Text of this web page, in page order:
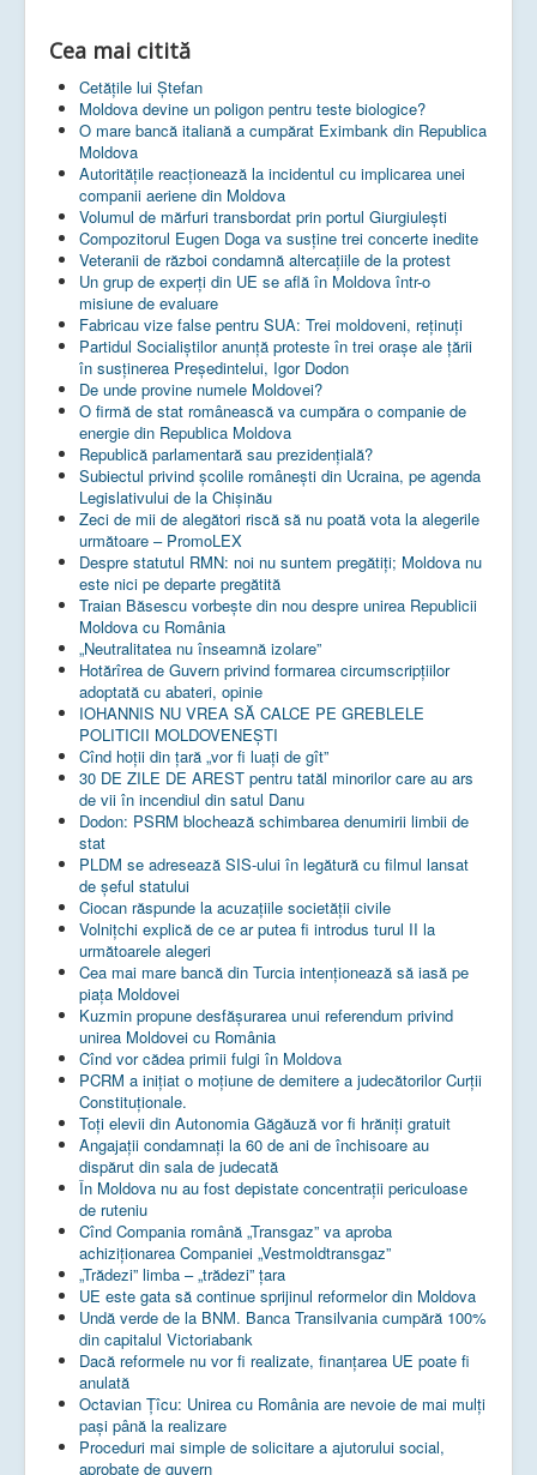
Cea mai citită
Cetățile lui Ștefan
Moldova devine un poligon pentru teste biologice?
O mare bancă italiană a cumpărat Eximbank din Republica
Moldova
Autoritățile reacționează la incidentul cu implicarea unei
companii aeriene din Moldova
Volumul de mărfuri transbordat prin portul Giurgiulești
Compozitorul Eugen Doga va susţine trei concerte inedite
Veteranii de război condamnă altercaţiile de la protest
Un grup de experţi din UE se află în Moldova într-o
misiune de evaluare
Fabricau vize false pentru SUA: Trei moldoveni, reținuți
Partidul Socialiștilor anunță proteste în trei orașe ale țării
în susținerea Președintelui, Igor Dodon
De unde provine numele Moldovei?
O firmă de stat românească va cumpăra o companie de
energie din Republica Moldova
Republică parlamentară sau prezidențială?
Subiectul privind şcolile româneşti din Ucraina, pe agenda
Legislativului de la Chişinău
Zeci de mii de alegători riscă să nu poată vota la alegerile
următoare – PromoLEX
Despre statutul RMN: noi nu suntem pregătiți; Moldova nu
este nici pe departe pregătită
Traian Băsescu vorbește din nou despre unirea Republicii
Moldova cu România
„Neutralitatea nu înseamnă izolare”
Hotărîrea de Guvern privind formarea circumscripțiilor
adoptată cu abateri, opinie
IOHANNIS NU VREA SĂ CALCE PE GREBLELE
POLITICII MOLDOVENEȘTI
Cînd hoții din țară „vor fi luați de gît”
30 DE ZILE DE AREST pentru tatăl minorilor care au ars
de vii în incendiul din satul Danu
Dodon: PSRM blochează schimbarea denumirii limbii de
stat
PLDM se adresează SIS-ului în legătură cu filmul lansat
de șeful statului
Ciocan răspunde la acuzațiile societății civile
Volnițchi explică de ce ar putea fi introdus turul II la
următoarele alegeri
Cea mai mare bancă din Turcia intenționează să iasă pe
piața Moldovei
Kuzmin propune desfășurarea unui referendum privind
unirea Moldovei cu România
Cînd vor cădea primii fulgi în Moldova
PCRM a iniţiat o moţiune de demitere a judecătorilor Curţii
Constituţionale.
Toţi elevii din Autonomia Găgăuză vor fi hrăniţi gratuit
Angajații condamnați la 60 de ani de închisoare au
dispărut din sala de judecată
În Moldova nu au fost depistate concentrații periculoase
de ruteniu
Cînd Compania română „Transgaz” va aproba
achiziționarea Companiei „Vestmoldtransgaz”
„Trădezi” limba – „trădezi” țara
UE este gata să continue sprijinul reformelor din Moldova
Undă verde de la BNM. Banca Transilvania cumpără 100%
din capitalul Victoriabank
Dacă reformele nu vor fi realizate, finanţarea UE poate fi
anulată
Octavian Țîcu: Unirea cu România are nevoie de mai mulți
pași până la realizare
Proceduri mai simple de solicitare a ajutorului social,
aprobate de guvern